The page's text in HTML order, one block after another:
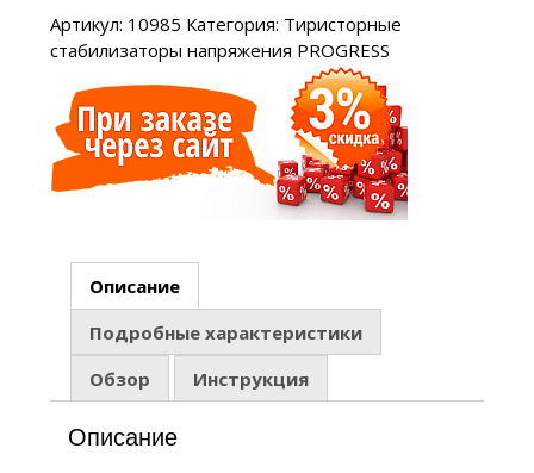
Артикул: 10985 Категория: Тиристорные
стабилизаторы напряжения PROGRESS
Описание
Подробные характеристики
Обзор
Инструкция
Описание